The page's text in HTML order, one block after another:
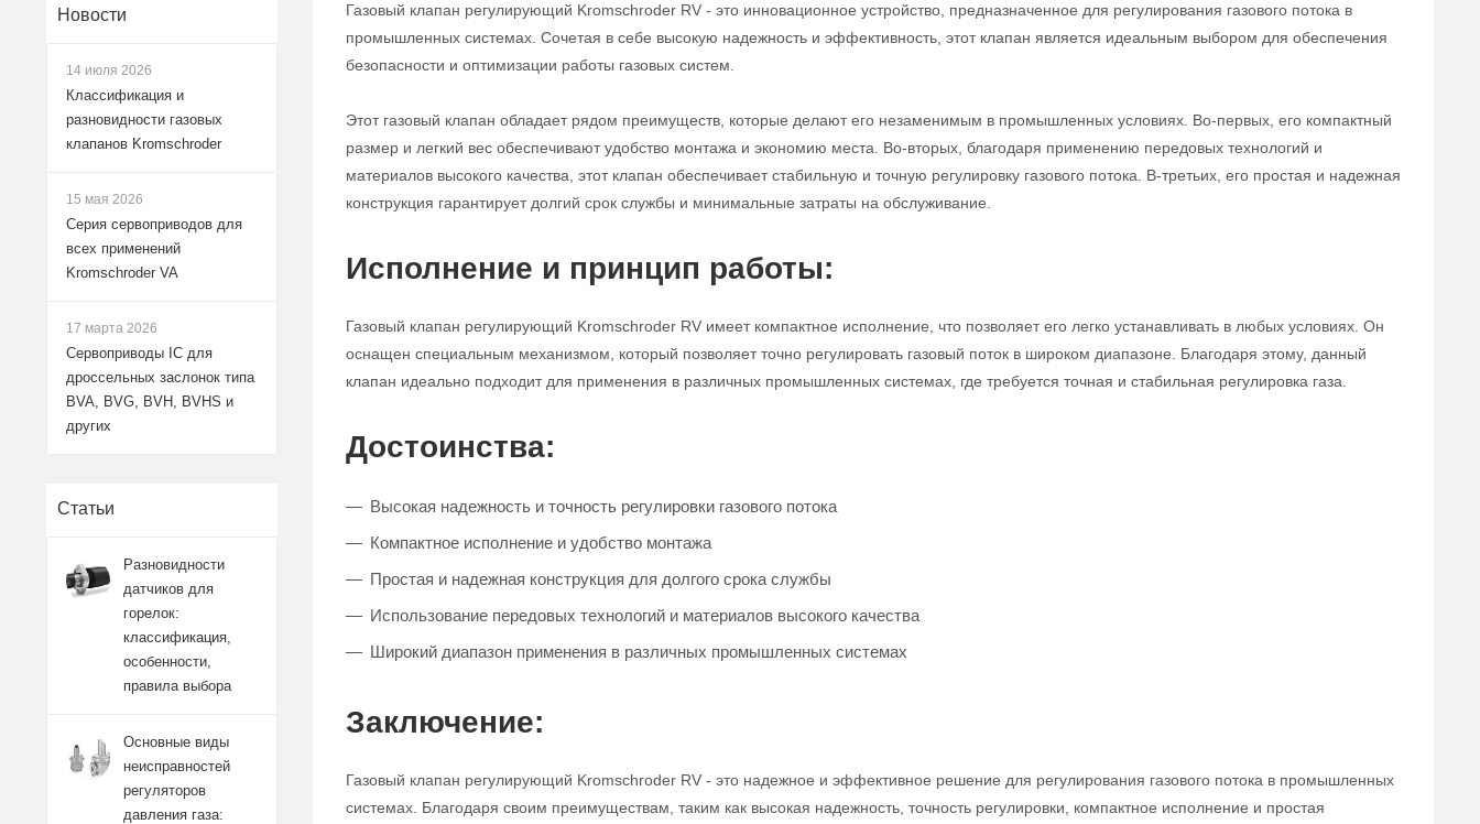
Газовый клапан регулирующий Kromschroder RV - это инновационное устройство, предназначенное для регулирования газового потока в
промышленных системах. Сочетая в себе высокую надежность и эффективность, этот клапан является идеальным выбором для обеспечения
безопасности и оптимизации работы газовых систем.
Этот газовый клапан обладает рядом преимуществ, которые делают его незаменимым в промышленных условиях. Во-первых, его компактный
размер и легкий вес обеспечивают удобство монтажа и экономию места. Во-вторых, благодаря применению передовых технологий и
материалов высокого качества, этот клапан обеспечивает стабильную и точную регулировку газового потока. В-третьих, его простая и надежная
конструкция гарантирует долгий срок службы и минимальные затраты на обслуживание.
Исполнение и принцип работы:
Газовый клапан регулирующий Kromschroder RV имеет компактное исполнение, что позволяет его легко устанавливать в любых условиях. Он
оснащен специальным механизмом, который позволяет точно регулировать газовый поток в широком диапазоне. Благодаря этому, данный
клапан идеально подходит для применения в различных промышленных системах, где требуется точная и стабильная регулировка газа.
Достоинства:
Высокая надежность и точность регулировки газового потока
Компактное исполнение и удобство монтажа
Простая и надежная конструкция для долгого срока службы
Использование передовых технологий и материалов высокого качества
Широкий диапазон применения в различных промышленных системах
Заключение:
Газовый клапан регулирующий Kromschroder RV - это надежное и эффективное решение для регулирования газового потока в промышленных
системах. Благодаря своим преимуществам, таким как высокая надежность, точность регулировки, компактное исполнение и простая
Новости
14 июля 2026
Классификация и
разновидности газовых
клапанов Kromschroder
15 мая 2026
Серия сервоприводов для
всех применений
Kromschroder VA
17 марта 2026
Сервоприводы IC для
дроссельных заслонок типа
BVA, BVG, BVH, BVHS и
других
Статьи
Разновидности
датчиков для
горелок:
классификация,
особенности,
правила выбора
Основные виды
неисправностей
регуляторов
давления газа: